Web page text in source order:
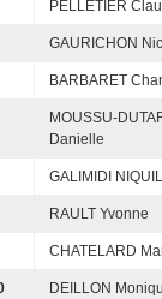
PELLETIER
GAURICHON
BARBARET
MOUSSU-
Danielle
GALIMIDI
RAULT Yvonne
CHATELARD
DEILLON